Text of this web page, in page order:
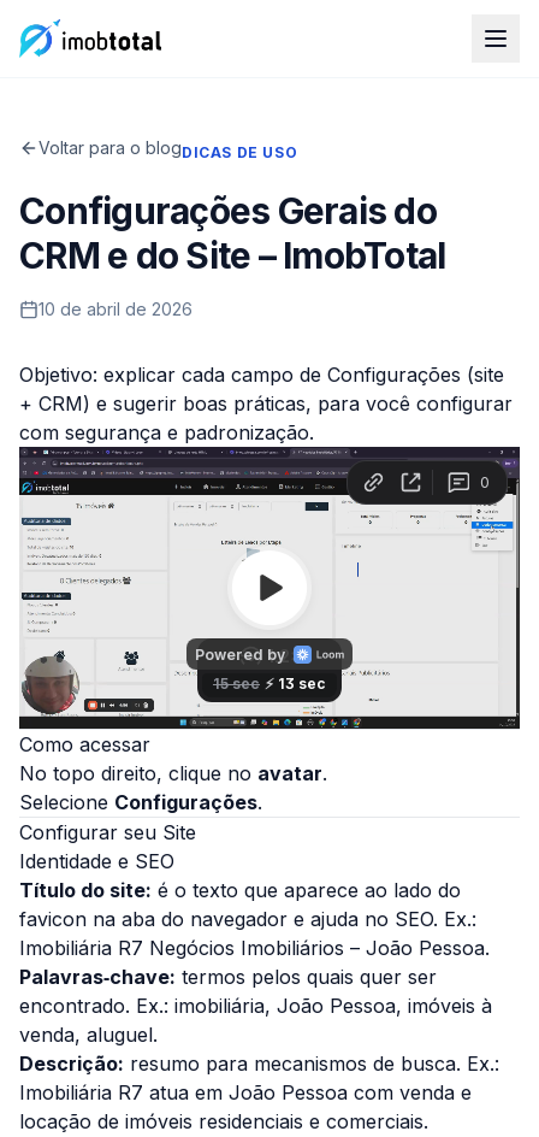
Voltar para o blogDICAS DE USO
Configurações Gerais do
CRM e do Site – ImobTotal
10 de abril de 2026
Objetivo: explicar cada campo de Configurações (site
+ CRM) e sugerir boas práticas, para você configurar
com segurança e padronização.
Como acessar
No topo direito, clique no avatar.
Selecione Configurações.
Configurar seu Site
Identidade e SEO
Título do site: é o texto que aparece ao lado do
favicon na aba do navegador e ajuda no SEO. Ex.:
Imobiliária R7 Negócios Imobiliários – João Pessoa.
Palavras‑chave: termos pelos quais quer ser
encontrado. Ex.: imobiliária, João Pessoa, imóveis à
venda, aluguel.
Descrição: resumo para mecanismos de busca. Ex.:
Imobiliária R7 atua em João Pessoa com venda e
locação de imóveis residenciais e comerciais.